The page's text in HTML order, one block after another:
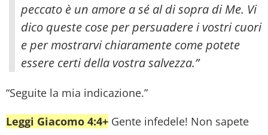
peccato è un amore a sé al di sopra di Me. Vi
dico queste cose per persuadere i vostri cuori
e per mostrarvi chiaramente come potete
essere certi della vostra salvezza.”
“Seguite la mia indicazione.”
Leggi Giacomo 4:4+ Gente infedele! Non sapete